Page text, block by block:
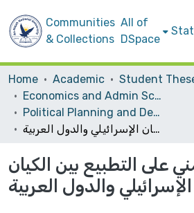
Communities
& Collections
All of
DSpace
Home Academic
Economics and Admin Sceince
Political Planning and Development
أثر البعد الأمني على التطبيع بين الكيان الإسرائيلي والدول العربية
على التطبيع بين الكيان
الإسرائيلي والدول العربية